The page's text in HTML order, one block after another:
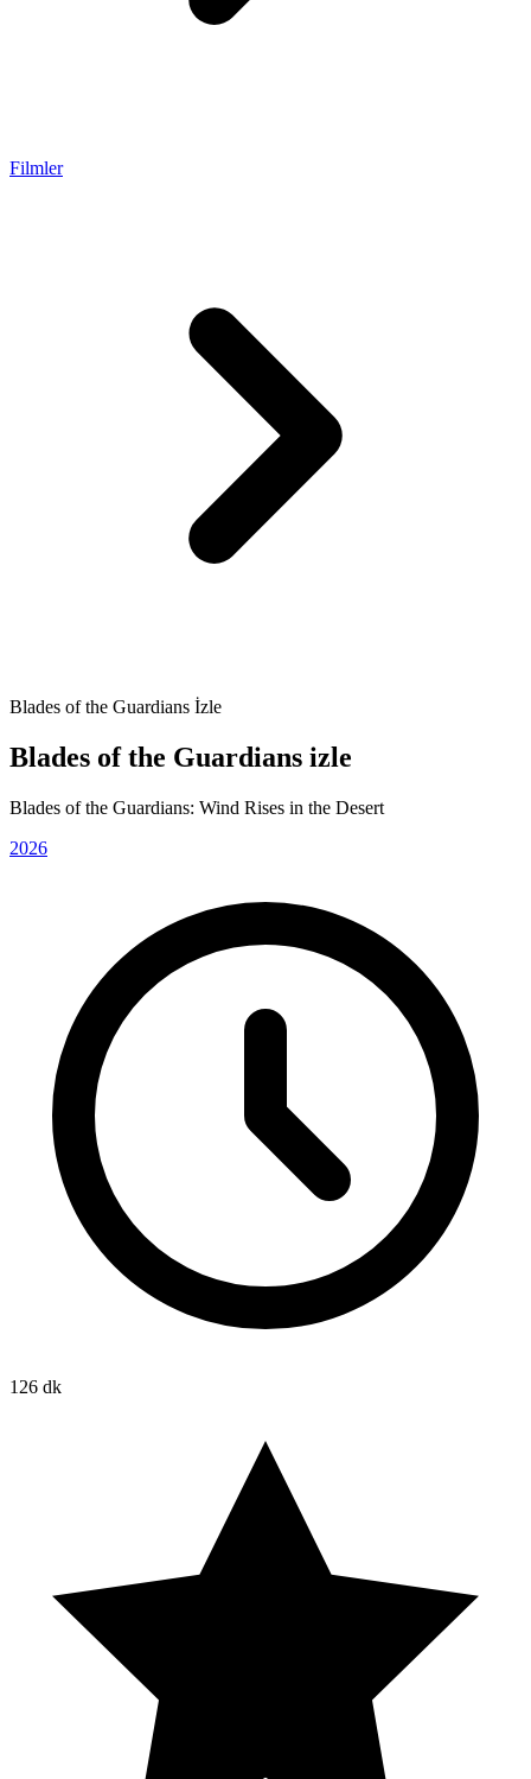
Filmler
Blades of the Guardians İzle
Blades of the Guardians izle
Blades of the Guardians: Wind Rises in the Desert
2026
126 dk